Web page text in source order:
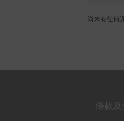
尚未有任何
條款